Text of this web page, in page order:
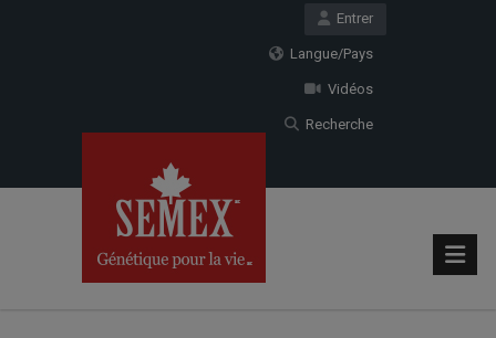
Entrer
Langue/Pays
Vidéos
Recherche